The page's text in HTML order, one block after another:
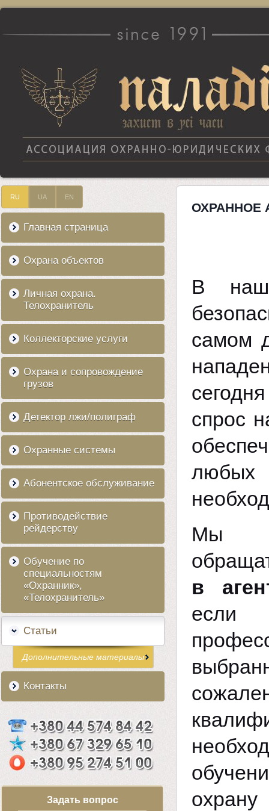
RU UA EN
Главная страница
Охрана объектов
Личная охрана.
Телохранитель
Коллекторские услуги
Охрана и сопровождение
грузов
Детектор лжи/полиграф
Охранные системы
Абонентское обслуживание
Противодействие
рейдерству
Обучение по
специальностям
«Охранник»,
«Телохранитель»
Статьи
Дополнительные материалы
Контакты
Задать вопрос
ОХРАННОЕ
В
самом
спрос
любых
Мы
в